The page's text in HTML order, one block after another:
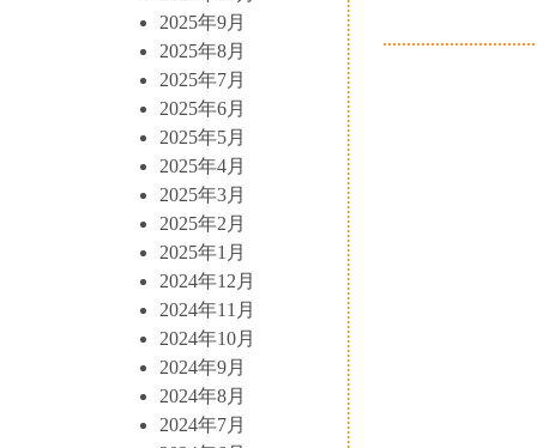
2025年9月
2025年8月
2025年7月
2025年6月
2025年5月
2025年4月
2025年3月
2025年2月
2025年1月
2024年12月
2024年11月
2024年10月
2024年9月
2024年8月
2024年7月